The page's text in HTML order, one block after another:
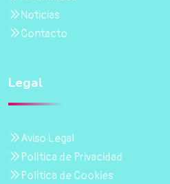
Noticias
Contacto
Legal
Aviso Legal
Política de Privacidad
Política de Cookies